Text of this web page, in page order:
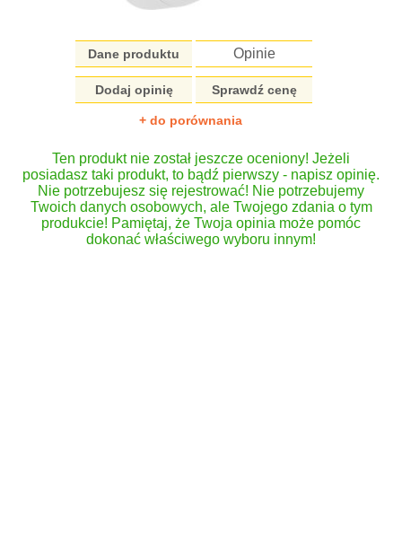
Dane produktu Opinie
Dodaj opinię Sprawdź cenę
+ do porównania
Ten produkt nie został jeszcze oceniony! Jeżeli
posiadasz taki produkt, to bądź pierwszy - napisz opinię.
Nie potrzebujesz się rejestrować! Nie potrzebujemy
Twoich danych osobowych, ale Twojego zdania o tym
produkcie! Pamiętaj, że Twoja opinia może pomóc
dokonać właściwego wyboru innym!